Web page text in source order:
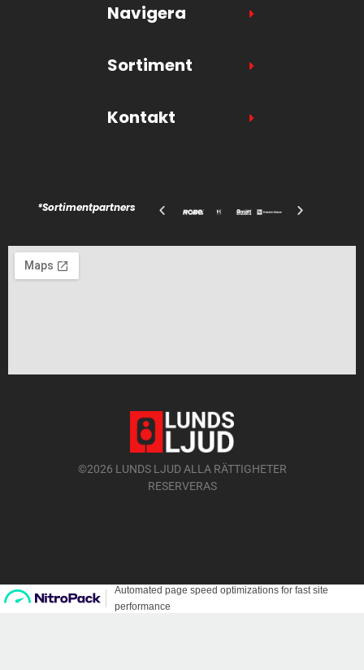
Navigera
Sortiment
Kontakt
*Sortimentpartners
©2026 LUNDS LJUD ALLA RÄTTIGHETER
RESERVERAS